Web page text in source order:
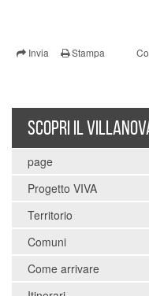
Invia Stampa
SCOPRI IL
page
Progetto VIVA
Territorio
Comuni
Come arrivare